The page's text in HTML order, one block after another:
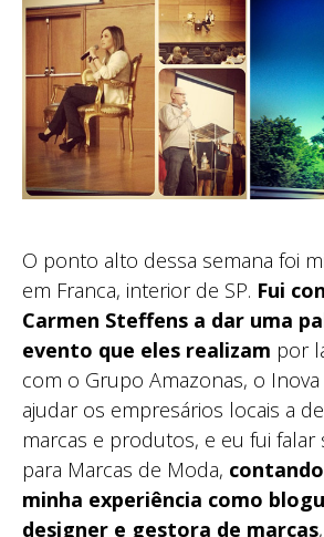
O ponto alto dessa semana foi
em Franca, interior de SP. Fui
Carmen Steffens a dar uma
evento que eles realizam por
com o Grupo Amazonas, o
ajudar os empresários locais a
marcas e produtos, e eu fui
para Marcas de Moda,
minha experiência como
designer e gestora de marcas